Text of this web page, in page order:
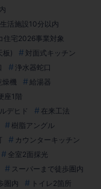
生活施設10分以内
住宅2026事業対象
板)
対面式キッチン
浄水器蛇口
燥機
給湯器
座1階
デヒド
在来工法
樹脂アングル
カウンターキッチン
全室2面採光
スーパーまで徒歩圏内
圏内
トイレ2箇所